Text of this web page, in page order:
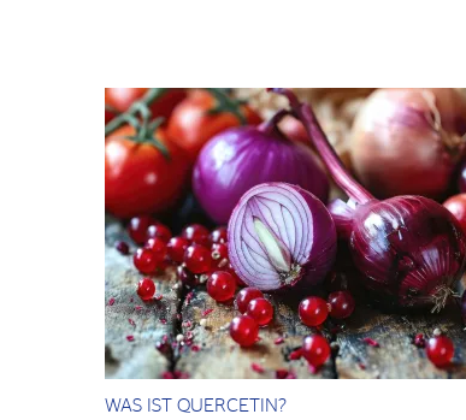
WAS IST QUERCETIN?